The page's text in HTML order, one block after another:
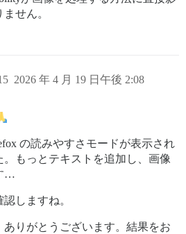
せん。
2026 年 4 月 19 日午後 2:08
の読みやすさモードが表示され
もっとテキストを追加し、画像
…
しますね。
りがとうございます。結果をお